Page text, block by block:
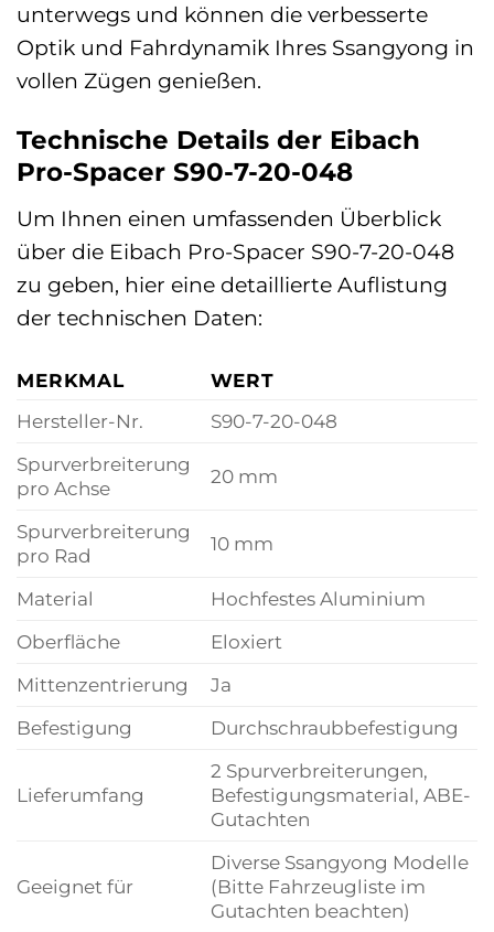
unterwegs und können die verbesserte
Optik und Fahrdynamik Ihres Ssangyong in
vollen Zügen genießen.
Technische Details der Eibach
Pro-Spacer S90-7-20-048
Um Ihnen einen umfassenden Überblick
über die Eibach Pro-Spacer S90-7-20-048
zu geben, hier eine detaillierte Auflistung
der technischen Daten:
MERKMAL
WERT
Hersteller-Nr.
S90-7-20-048
Spurverbreiterung
pro Achse
20 mm
Spurverbreiterung
pro Rad
10 mm
Material
Hochfestes Aluminium
Oberfläche
Eloxiert
Mittenzentrierung
Ja
Befestigung
Durchschraubbefestigung
Lieferumfang
2 Spurverbreiterungen,
Befestigungsmaterial, ABE-
Gutachten
Geeignet für
Diverse Ssangyong Modelle
(Bitte Fahrzeugliste im
Gutachten beachten)